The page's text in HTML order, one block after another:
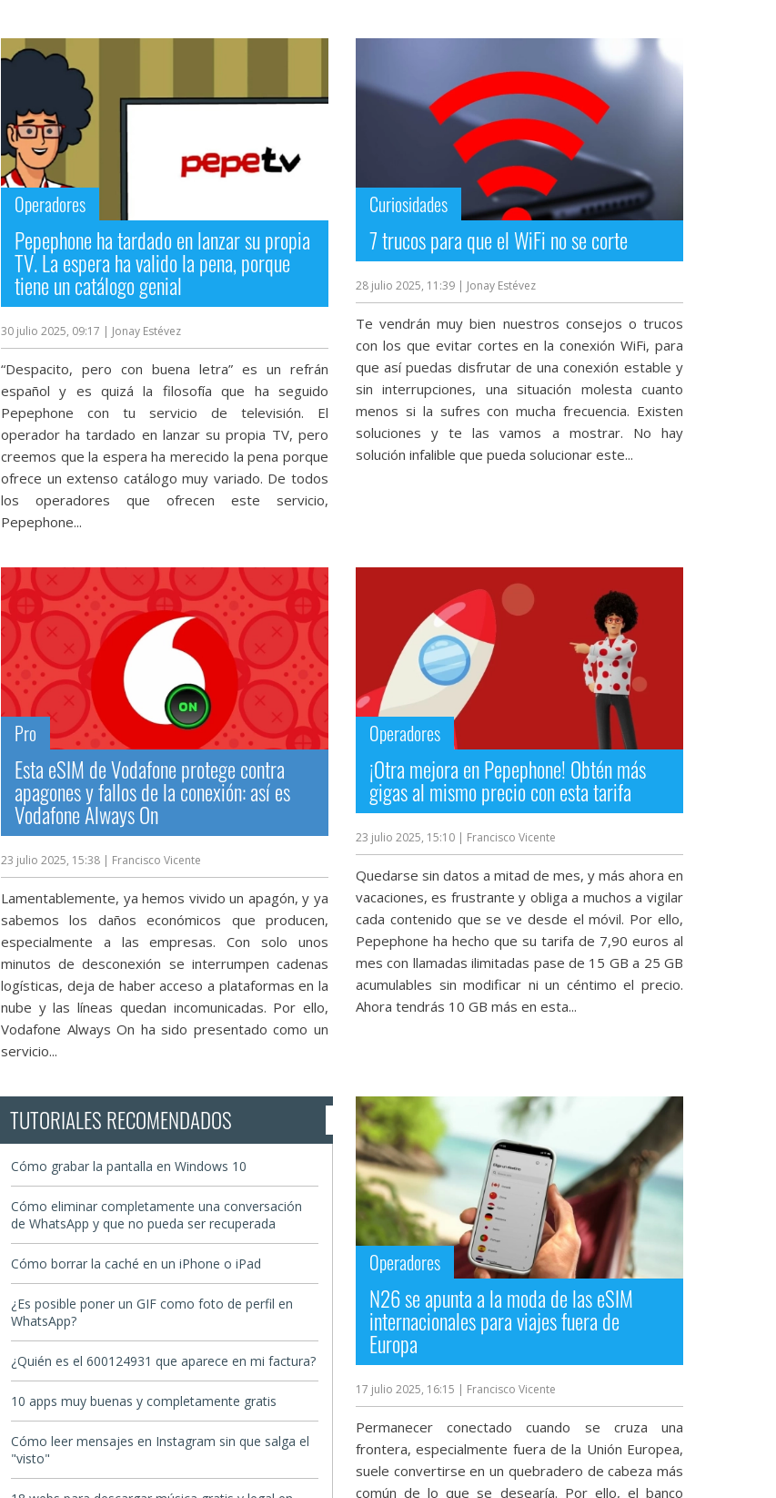
Operadores
Pepephone ha tardado en lanzar su propia
TV. La espera ha valido la pena, porque
tiene un catálogo genial
30 julio 2025, 09:17 | Jonay Estévez
“Despacito, pero con buena letra” es un refrán
español y es quizá la filosofía que ha seguido
Pepephone con tu servicio de televisión. El
operador ha tardado en lanzar su propia TV, pero
creemos que la espera ha merecido la pena porque
ofrece un extenso catálogo muy variado. De todos
los operadores que ofrecen este servicio,
Pepephone...
Curiosidades
7 trucos para que el WiFi no se corte
28 julio 2025, 11:39 | Jonay Estévez
Te vendrán muy bien nuestros consejos o trucos
con los que evitar cortes en la conexión WiFi, para
que así puedas disfrutar de una conexión estable y
sin interrupciones, una situación molesta cuanto
menos si la sufres con mucha frecuencia. Existen
soluciones y te las vamos a mostrar. No hay
solución infalible que pueda solucionar este...
Pro
Esta eSIM de Vodafone protege contra
apagones y fallos de la conexión: así es
Vodafone Always On
23 julio 2025, 15:38 | Francisco Vicente
Lamentablemente, ya hemos vivido un apagón, y ya
sabemos los daños económicos que producen,
especialmente a las empresas. Con solo unos
minutos de desconexión se interrumpen cadenas
logísticas, deja de haber acceso a plataformas en la
nube y las líneas quedan incomunicadas. Por ello,
Vodafone Always On ha sido presentado como un
servicio...
Operadores
¡Otra mejora en Pepephone! Obtén más
gigas al mismo precio con esta tarifa
23 julio 2025, 15:10 | Francisco Vicente
Quedarse sin datos a mitad de mes, y más ahora en
vacaciones, es frustrante y obliga a muchos a vigilar
cada contenido que se ve desde el móvil. Por ello,
Pepephone ha hecho que su tarifa de 7,90 euros al
mes con llamadas ilimitadas pase de 15 GB a 25 GB
acumulables sin modificar ni un céntimo el precio.
Ahora tendrás 10 GB más en esta...
TUTORIALES RECOMENDADOS
Cómo grabar la pantalla en Windows 10
Cómo eliminar completamente una conversación
de WhatsApp y que no pueda ser recuperada
Cómo borrar la caché en un iPhone o iPad
¿Es posible poner un GIF como foto de perfil en
WhatsApp?
¿Quién es el 600124931 que aparece en mi factura?
10 apps muy buenas y completamente gratis
Cómo leer mensajes en Instagram sin que salga el
"visto"
Operadores
N26 se apunta a la moda de las eSIM
internacionales para viajes fuera de
Europa
17 julio 2025, 16:15 | Francisco Vicente
Permanecer conectado cuando se cruza una
frontera, especialmente fuera de la Unión Europea,
suele convertirse en un quebradero de cabeza más
común de lo que se desearía. Por ello, el banco